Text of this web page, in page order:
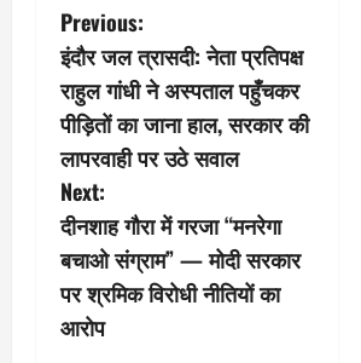
P
o
s
t
n
a
v
Previous:
इंदौर जल त्रासदी: नेता प्रतिपक्ष
राहुल गांधी ने अस्पताल पहुँचकर
पीड़ितों का जाना हाल, सरकार की
लापरवाही पर उठे सवाल
Next:
दीनशाह गौरा में गरजा “मनरेगा
बचाओ संग्राम” — मोदी सरकार
पर श्रमिक विरोधी नीतियों का
आरोप